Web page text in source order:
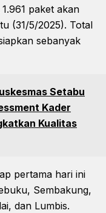
paket akan
(31/5/2025). Total
sebanyak
Setabu
Kader
Kualitas
pertama hari ini
Sembakung,
dan Lumbis.